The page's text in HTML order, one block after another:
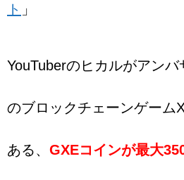
ト 」
YouTuberのヒカルがアン
のブロックチェーンゲーム
ある、 GXEコインが最大